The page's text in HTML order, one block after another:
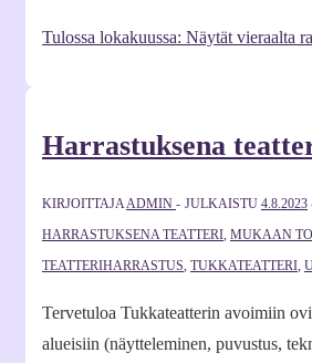
Tulossa lokakuussa: Näytät vieraalta
Harrastuksena
KIRJOITTAJAADMIN JULKAISTU 4.8.2023
HARRASTUKSENA TEATTERI, MUKAAN
TEATTERIHARRASTUS, TUKKATEATTERI,
Tervetuloa Tukkateatterin avoimiin
alueisiin (näytteleminen, puvustus,